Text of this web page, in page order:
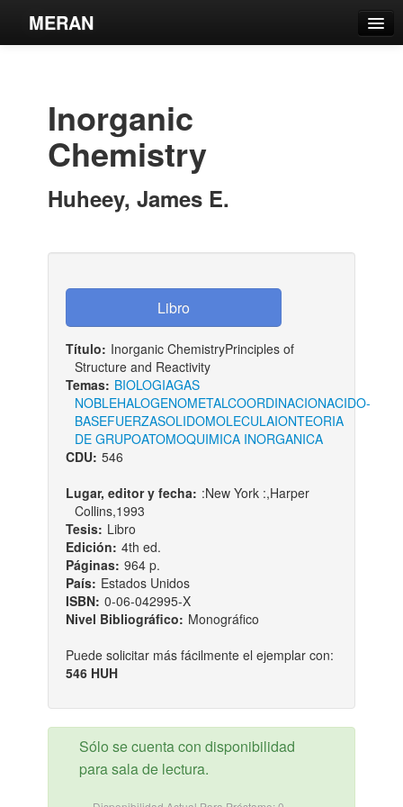
MERAN
Estantes Virtuales
Inorganic
Chemistry
Huheey, James E.
Título: Inorganic ChemistryPrinciples of
Structure and Reactivity
Temas: BIOLOGIAGAS
NOBLEHALOGENOMETALCOORDINACIONACIDO-
BASEFUERZASOLIDOMOLECULAIONTEORIA
DE GRUPOATOMOQUIMICA INORGANICA
CDU: 546
Lugar, editor y fecha: :New York :,Harper
Collins,1993
Tesis: Libro
Edición: 4th ed.
Páginas: 964 p.
País: Estados Unidos
ISBN: 0-06-042995-X
Nivel Bibliográfico: Monográfico
Puede solicitar más fácilmente el ejemplar con:
546 HUH
Sólo se cuenta con disponibilidad
para sala de lectura.